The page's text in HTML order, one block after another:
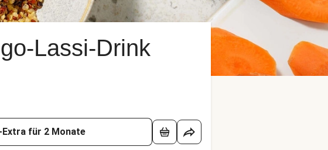
Lassi-Drink
Extra für 2 Monate